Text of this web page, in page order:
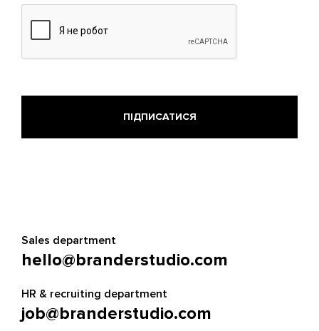
Sales department
hello@branderstudio.com
HR & recruiting department
job@branderstudio.com